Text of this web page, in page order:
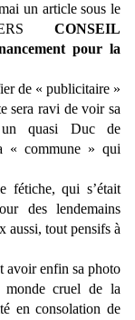
un article sous le
CONSEIL
pour la
de « publicitaire »
sera ravi de voir sa
un quasi Duc de
« commune » qui
fétiche, qui s’était
des lendemains
aussi, tout pensifs à
avoir enfin sa photo
cruel de la
en consolation de